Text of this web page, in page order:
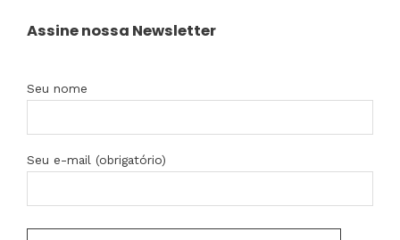
Assine nossa Newsletter
Seu nome
Seu e-mail (obrigatório)